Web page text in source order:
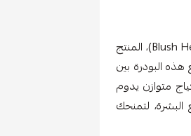
احصلي على إشراقة صحية ومظهر أنيق مع بودرة أحمر خدود هارتس (Blush Hearts Powder)، المنتج
البودرة بين
متوازن يدوم
لتمنحك